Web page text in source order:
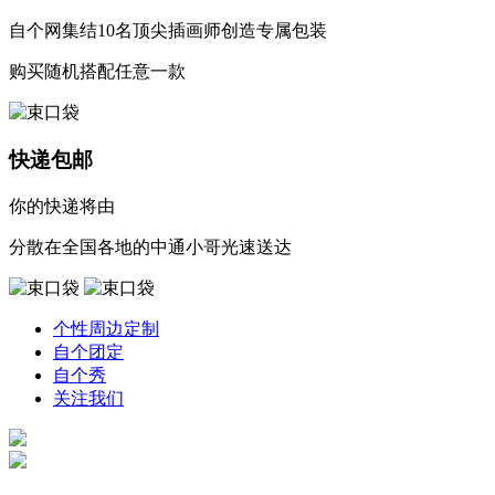
自个网集结10名顶尖插画师创造专属包装
购买随机搭配任意一款
快递包邮
你的快递将由
分散在全国各地的中通小哥光速送达
个性周边定制
自个团定
自个秀
关注我们